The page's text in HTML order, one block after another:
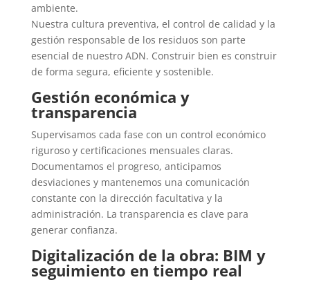
ambiente.
Nuestra cultura preventiva, el control de calidad y la
gestión responsable de los residuos son parte
esencial de nuestro ADN. Construir bien es construir
de forma segura, eficiente y sostenible.
Gestión económica y
transparencia
Supervisamos cada fase con un control económico
riguroso y certificaciones mensuales claras.
Documentamos el progreso, anticipamos
desviaciones y mantenemos una comunicación
constante con la dirección facultativa y la
administración. La transparencia es clave para
generar confianza.
Digitalización de la obra: BIM y
seguimiento en tiempo real